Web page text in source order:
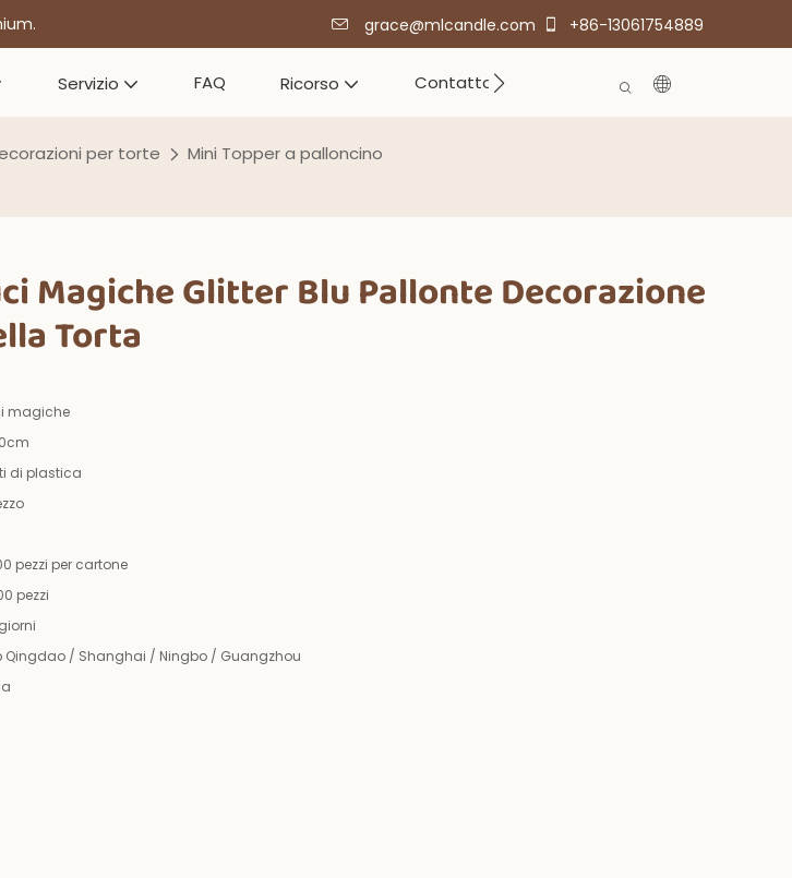
grace@mlcandle.com +86-13061754889
Servizio FAQ Ricorso Contatto
per torte
Mini Topper a palloncino
Magiche Glitter Blu Pallonte Decorazione
Torta
magiche
di plastica
pezzi per cartone
pezzi
Qingdao / Shanghai / Ningbo / Guangzhou